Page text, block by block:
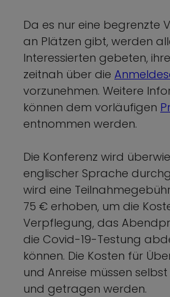
Da es nur eine begrenzte
an Plätzen gibt, werden
Interessierten gebeten,
zeitnah über die
vorzunehmen. Weitere
können dem vorläufigen
entnommen werden.
Die Konferenz wird
englischer Sprache
wird eine
75 € erhoben, um die
Verpflegung, das
die Covid-19-Testung
können. Die Kosten für
und Anreise müssen
und getragen werden.